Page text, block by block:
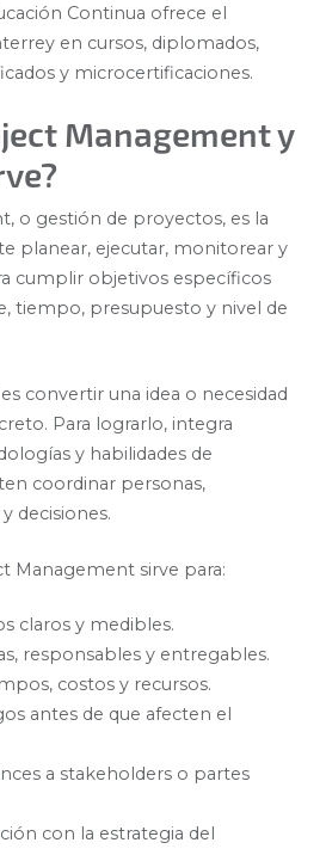
Continua ofrece el
en cursos, diplomados,
y microcertificaciones.
Management y
o gestión de proyectos, es la
planear, ejecutar, monitorear y
cumplir objetivos específicos
tiempo, presupuesto y nivel de
convertir una idea o necesidad
Para lograrlo, integra
y habilidades de
coordinar personas,
decisiones.
Management sirve para:
claros y medibles.
responsables y entregables.
costos y recursos.
antes de que afecten el
a stakeholders o partes
con la estrategia del